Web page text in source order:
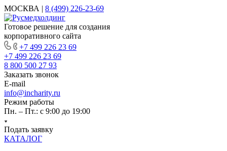
МОСКВА | 8 (499) 226-23-69
Готовое решение для создания
корпоративного сайта
+7 499 226 23 69
+7 499 226 23 69
8 800 500 27 93
Заказать звонок
E-mail
info@incharity.ru
Режим работы
Пн. – Пт.: с 9:00 до 19:00
Подать заявку
КАТАЛОГ